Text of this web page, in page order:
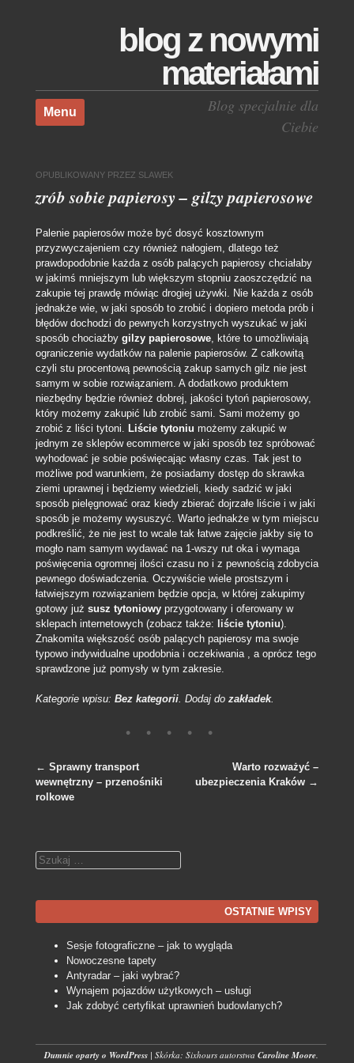
blog z nowymi
materiałami
Blog specjalnie dla
Ciebie
Menu
Skocz do treści
OPUBLIKOWANY PRZEZ SLAWEK
zrób sobie papierosy – gilzy papierosowe
Palenie papierosów może być dosyć kosztownym
przyzwyczajeniem czy również nałogiem, dlatego też
prawdopodobnie każda z osób palących papierosy chciałaby
w jakimś mniejszym lub większym stopniu zaoszczędzić na
zakupie tej prawdę mówiąc drogiej używki. Nie każda z osób
jednakże wie, w jaki sposób to zrobić i dopiero metoda prób i
błędów dochodzi do pewnych korzystnych wyszukać w jaki
sposób chociażby gilzy papierosowe, które to umożliwiają
ograniczenie wydatków na palenie papierosów. Z całkowitą
czyli stu procentową pewnością zakup samych gilz nie jest
samym w sobie rozwiązaniem. A dodatkowo produktem
niezbędny będzie również dobrej, jakości tytoń papierosowy,
który możemy zakupić lub zrobić sami. Sami możemy go
zrobić z liści tytoni. Liście tytoniu możemy zakupić w
jednym ze sklepów ecommerce w jaki sposób tez spróbować
wyhodować je sobie poświęcając własny czas. Tak jest to
możliwe pod warunkiem, że posiadamy dostęp do skrawka
ziemi uprawnej i będziemy wiedzieli, kiedy sadzić w jaki
sposób pielęgnować oraz kiedy zbierać dojrzałe liście i w jaki
sposób je możemy wysuszyć. Warto jednakże w tym miejscu
podkreślić, że nie jest to wcale tak łatwe zajęcie jakby się to
mogło nam samym wydawać na 1-wszy rut oka i wymaga
poświęcenia ogromnej ilości czasu no i z pewnością zdobycia
pewnego doświadczenia. Oczywiście wiele prostszym i
łatwiejszym rozwiązaniem będzie opcja, w której zakupimy
gotowy już susz tytoniowyprzygotowany i oferowany w
sklepach internetowych (zobacz także: liście tytoniu).
Znakomita większość osób palących papierosy ma swoje
typowo indywidualne upodobnia i oczekiwania , a oprócz tego
sprawdzone już pomysły w tym zakresie.
Kategorie wpisu: Bez kategorii. Dodaj do zakładek.
Nawigacja po wpisach
← Sprawny transport
wewnętrzny – przenośniki
rolkowe
Warto rozważyć –
ubezpieczenia Kraków →
Szukaj
OSTATNIE WPISY
Sesje fotograficzne – jak to wygląda
Nowoczesne tapety
Antyradar – jaki wybrać?
Wynajem pojazdów użytkowych – usługi
Jak zdobyć certyfikat uprawnień budowlanych?
Dumnie oparty o WordPress | Skórka: Sixhours autorstwa Caroline Moore.